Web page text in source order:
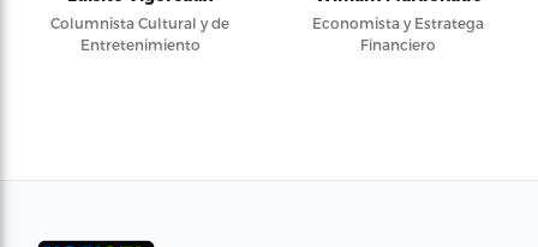
Columnista Cultural y de
Entretenimiento
Economista y Estratega
Financiero